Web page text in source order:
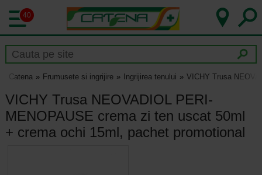
40
Catena Frumusete si ingrijire Ingrijirea tenului VICHY Trusa
VICHY Trusa NEOVADIOL PERI-
MENOPAUSE crema zi ten uscat 50ml
+ crema ochi 15ml, pachet promotional